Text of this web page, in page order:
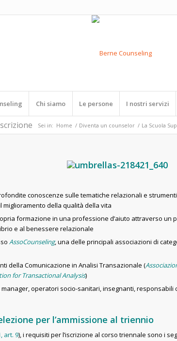
Chi siamo Le persone I nostri servizi
Sei in: Home / Diventa un counselor / La Scuola
conoscenze sulle tematiche relazionali e strumenti
della qualità della vita
formazione in una professione d’aiuto attraverso un
e al benessere relazionale
AssoCounseling, una delle principali associazioni di
della Comunicazione in Analisi Transazionale (
for Transactional Analysis)
operatori socio-sanitari, insegnanti, responsabili
per l’ammissione al triennio
art. 9), i requisiti per l’iscrizione al corso triennale sono i